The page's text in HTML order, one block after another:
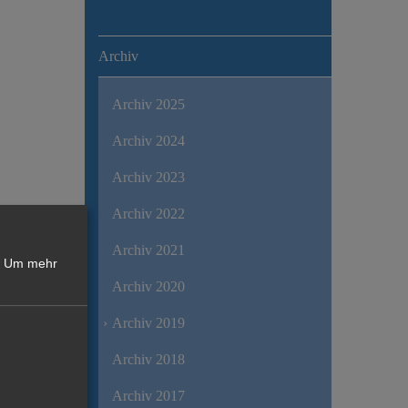
Archiv
Archiv 2025
Archiv 2024
Archiv 2023
Archiv 2022
Archiv 2021
Archiv 2020
Archiv 2019
Archiv 2018
Archiv 2017
Um mehr